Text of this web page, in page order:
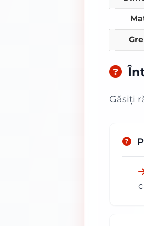
Găsiți